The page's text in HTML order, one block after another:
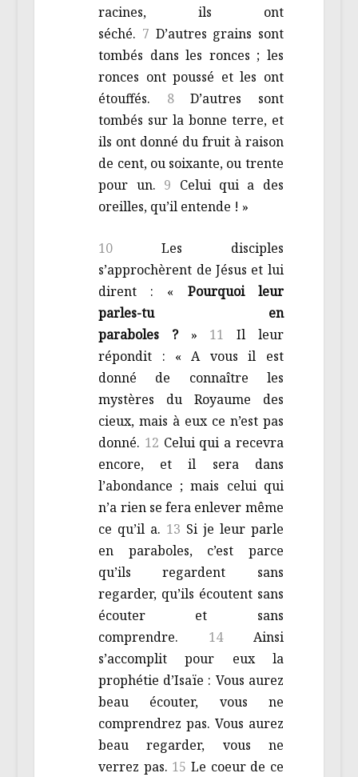
racines, ils ont
séché. 7 D’autres grains sont
tombés dans les ronces ; les
ronces ont poussé et les ont
étouffés. 8D’autres sont
tombés sur la bonne terre, et
ils ont donné du fruit à raison
de cent, ou soixante, ou trente
pour un. 9 Celui qui a des
oreilles, qu’il entende ! »
10 Les disciples
s’approchèrent de Jésus et lui
dirent : « Pourquoi leur
parles-tu en
paraboles ?» 11 Il leur
répondit : « A vous il est
donné de connaître les
mystères du Royaume des
cieux, mais à eux ce n’est pas
donné. 12 Celui qui a recevra
encore, et il sera dans
l’abondance ; mais celui qui
n’a rien se fera enlever même
ce qu’il a. 13 Si je leur parle
en paraboles, c’est parce
qu’ils regardent sans
regarder, qu’ils écoutent sans
écouter et sans
comprendre. 14 Ainsi
s’accomplit pour eux la
prophétie d’Isaïe : Vous aurez
beau écouter, vous ne
comprendrez pas. Vous aurez
beau regarder, vous ne
verrez pas. 15 Le coeur de ce